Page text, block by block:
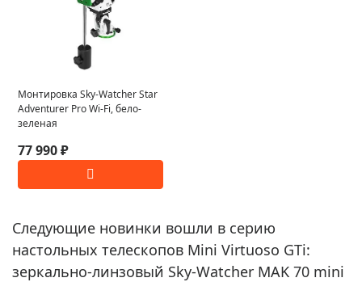
Монтировка Sky-Watcher Star
Adventurer Pro Wi-Fi, бело-
зеленая
77 990 ₽
Следующие новинки вошли в серию
настольных телескопов Mini Virtuoso GTi:
зеркально-линзовый Sky-Watcher MAK 70 mini